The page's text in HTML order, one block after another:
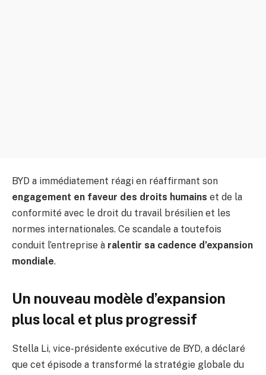
BYD a immédiatement réagi en réaffirmant son
engagement en faveur des droits humains et de la
conformité avec le droit du travail brésilien et les
normes internationales. Ce scandale a toutefois
conduit l’entreprise à ralentir sa cadence d’expansion
mondiale.
Un nouveau modèle d’expansion
plus local et plus progressif
Stella Li, vice-présidente exécutive de BYD, a déclaré
que cet épisode a transformé la stratégie globale du